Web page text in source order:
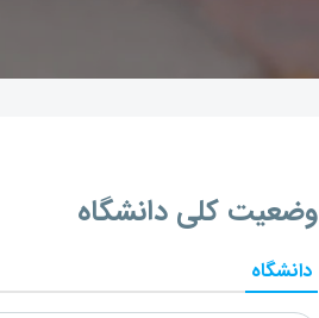
وضعیت کلی دانشگاه
دانشگاه